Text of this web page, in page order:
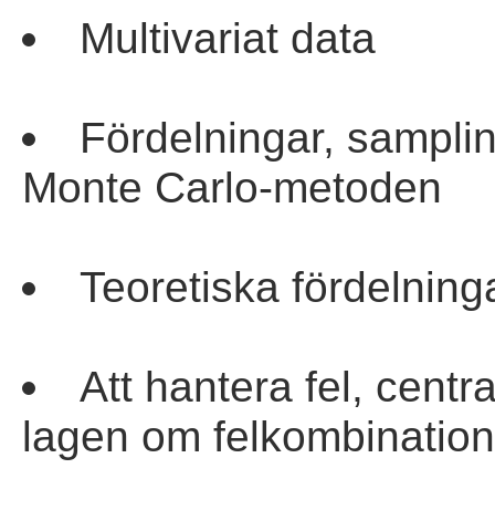
Multivariat data
Fördelningar,
Monte Carlo-metoden
Teoretiska
Att hantera fel,
lagen om